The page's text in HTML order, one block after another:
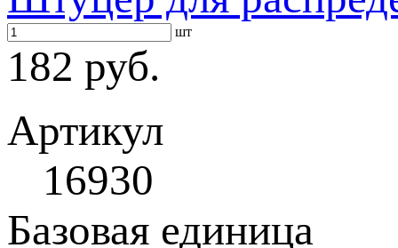
шт
182 руб.
Артикул
16930
Базовая единица